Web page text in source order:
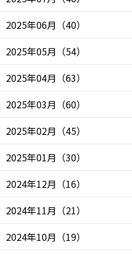
2025年06月 （40）
2025年05月 （54）
2025年04月 （63）
2025年03月 （60）
2025年02月 （45）
2025年01月 （30）
2024年12月 （16）
2024年11月 （21）
2024年10月 （19）